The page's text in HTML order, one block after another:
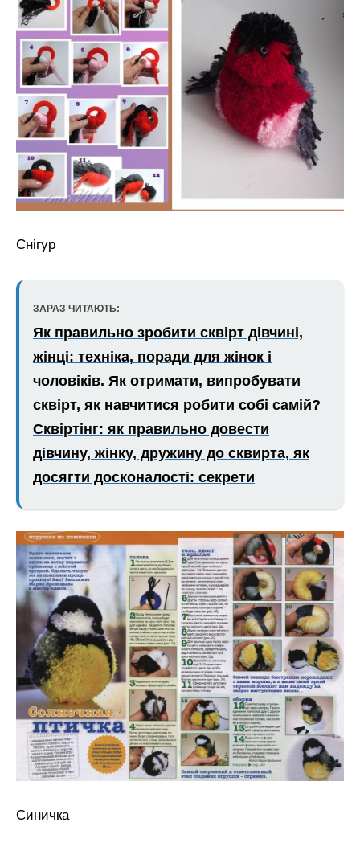
Снігур
ЗАРАЗ ЧИТАЮТЬ:
Як правильно зробити сквірт дівчині,
жінці: техніка, поради для жінок і
чоловіків. Як отримати, випробувати
сквірт, як навчитися робити собі самій?
Сквіртінг: як правильно довести
дівчину, жінку, дружину до сквирта, як
досягти досконалості: секрети
Синичка